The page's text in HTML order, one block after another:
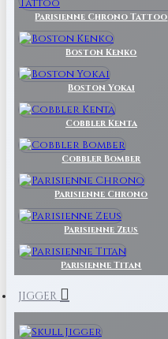
Parisienne Chrono Tattoo
Boston Kenko
Boston Yokai
Cobbler Kenta
Cobbler Bomber
Parisienne Chrono
Parisienne Zeus
Parisienne Titan
JIGGER